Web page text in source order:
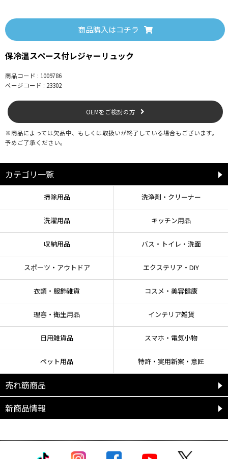
●食品が傷む恐れがありますので、入れたままの状態で長時間放置しないでく
ださい。
●60℃以上の熱いものを入れないでください。
●本品は防水加工を施しておりませんので、氷や水などを直接入れないでくだ
さい。
●冷たいものを入れた際にバッグの表面に結露が付く場合があります。
●冷蔵効果はありません。
●表面に撥水(水をはじきやすい)加工を施しておりますが完全防水ではないた
め、雨中での長時間の使用や豪雨時は水が染み込む場合があります。強い雨に
は注意してください。
●使用を繰り返すことにより撥水加工効果が薄れてきます。
●洗濯はできません。
と臭いは薄くなります。
●用途以外には使用しないでください。
【お手入れ方法】
商品購入はコチラ
保冷温スペース付レジャーリュック
商品コード : 1009786
ページコード : 23302
OEMをご検討の方
※商品によっては欠品中、もしくは取扱いが終了している場合もございます。
予めご了承ください。
カテゴリ一覧
掃除用品 洗浄剤・クリーナー
洗濯用品 キッチン用品
収納用品 バス・トイレ・洗面
スポーツ・アウトドア エクステリア・DIY
衣類・服飾雑貨 コスメ・美容健康
理容・衛生用品 インテリア雑貨
日用雑貨品 スマホ・電気小物
ペット用品 特許・実用新案・意匠
売れ筋商品
新商品情報